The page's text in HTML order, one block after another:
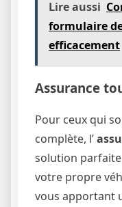
Lire aussi
formulaire
efficacement
Assurance
Pour ceux qui
complète, l’
solution
votre propre
vous apportant